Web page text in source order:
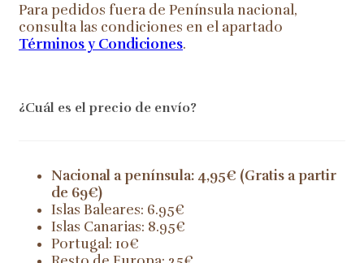
Para pedidos fuera de Península nacional,
consulta las condiciones en el apartado
Términos y Condiciones.
¿Cuál es el precio de envío?
Nacional a península: 4,95€ (Gratis a partir
de 69€)
Islas Baleares: 6.95€
Islas Canarias: 8.95€
Portugal: 10€